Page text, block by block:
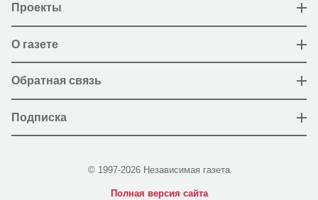
Проекты
О газете
Обратная связь
Подписка
© 1997-2026 Независимая газета
Полная версия сайта